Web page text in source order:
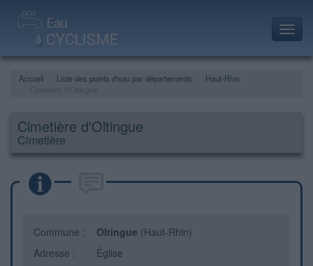
Accueil Liste des points d'eau par départements
Haut-Rhin
Cimetière d'Oltingue
Cimetière
Commune : Oltingue (Haut-Rhin)
Adresse :
Église